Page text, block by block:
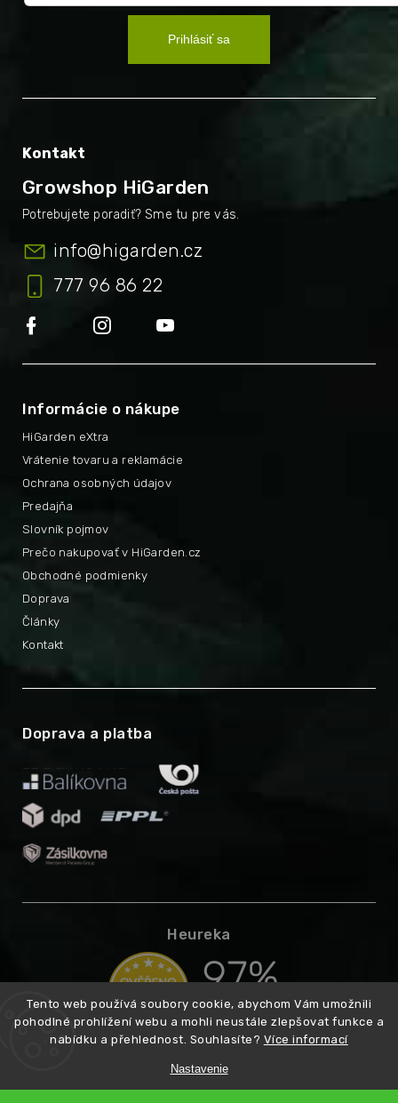
Tento web používá soubory cookie, abychom Vám umožnili
pohodlné prohlížení webu a mohli neustále zlepšovat funkce a
nabídku a přehlednost. Souhlasíte? Více informací
Nastavenie
Prihlásiť sa
Kontakt
Growshop HiGarden
info@higarden.cz
777 96 86 22
Informácie o nákupe
HiGarden eXtra
Prečo nakupovať v HiGarden.cz
Vrátenie tovaru a reklamácie
Obchodné podmienky
Ochrana osobných údajov
Doprava
Predajňa
Články
Slovník pojmov
Kontakt
Doprava a platba
Heureka